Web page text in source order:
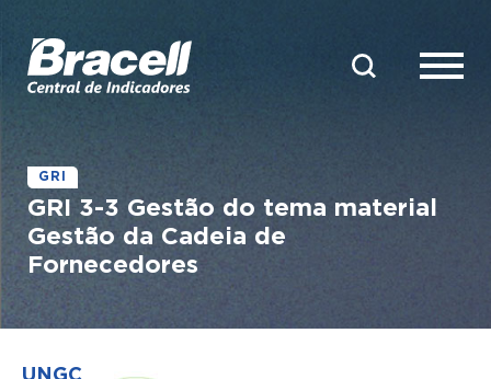
GRI
GRI 3-3 Gestão do tema material
Gestão da Cadeia de
Fornecedores